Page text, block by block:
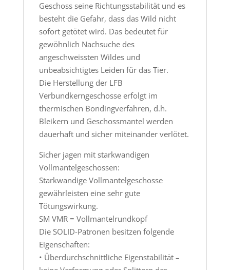
Geschoss seine Richtungsstabilität und es
besteht die Gefahr, dass das Wild nicht
sofort getötet wird. Das bedeutet für
gewöhnlich Nachsuche des
angeschweissten Wildes und
unbeabsichtigtes Leiden für das Tier.
Die Herstellung der LFB
Verbundkerngeschosse erfolgt im
thermischen Bondingverfahren, d.h.
Bleikern und Geschossmantel werden
dauerhaft und sicher miteinander verlötet.
Sicher jagen mit starkwandigen
Vollmantelgeschossen:
Starkwandige Vollmantelgeschosse
gewährleisten eine sehr gute
Tötungswirkung.
SM VMR = Vollmantelrundkopf
Die SOLID-Patronen besitzen folgende
Eigenschaften:
• Überdurchschnittliche Eigenstabilität –